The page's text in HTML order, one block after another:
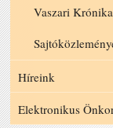
Vaszari Krónika
Híreink
Elektronikus